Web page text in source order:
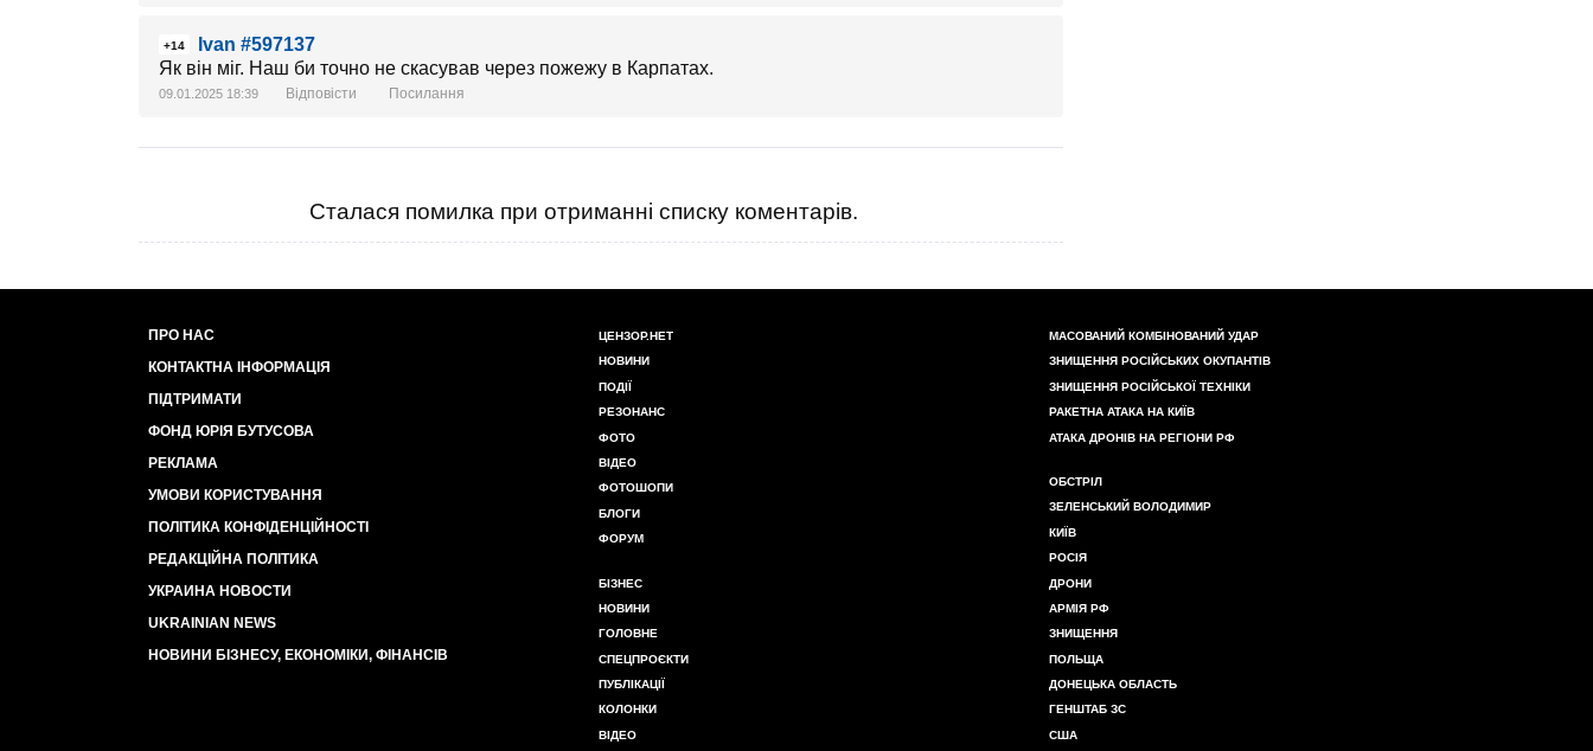
+14
Ivan #597137
Як він міг. Наш би точно не скасував через пожежу в Карпатах.
09.01.2025 18:39 Відповісти Посилання
Сталася помилка при отриманні списку коментарів.
ПРО НАС
КОНТАКТНА ІНФОРМАЦІЯ
ПІДТРИМАТИ
ФОНД ЮРІЯ БУТУСОВА
РЕКЛАМА
УМОВИ КОРИСТУВАННЯ
ПОЛІТИКА КОНФІДЕНЦІЙНОСТІ
РЕДАКЦІЙНА ПОЛІТИКА
УКРАИНА НОВОСТИ
UKRAINIAN NEWS
НОВИНИ БІЗНЕСУ, ЕКОНОМІКИ, ФІНАНСІВ
ЦЕНЗОР.НЕТ
НОВИНИ
ПОДІЇ
РЕЗОНАНС
ФОТО
ВІДЕО
ФОТОШОПИ
БЛОГИ
ФОРУМ
БІЗНЕС
НОВИНИ
ГОЛОВНЕ
СПЕЦПРОЄКТИ
ПУБЛІКАЦІЇ
КОЛОНКИ
ВІДЕО
МАСОВАНИЙ КОМБІНОВАНИЙ УДАР
ЗНИЩЕННЯ РОСІЙСЬКИХ ОКУПАНТІВ
ЗНИЩЕННЯ РОСІЙСЬКОЇ ТЕХНІКИ
РАКЕТНА АТАКА НА КИЇВ
АТАКА ДРОНІВ НА РЕГІОНИ РФ
ОБСТРІЛ
ЗЕЛЕНСЬКИЙ ВОЛОДИМИР
КИЇВ
РОСІЯ
ДРОНИ
АРМІЯ РФ
ЗНИЩЕННЯ
ПОЛЬЩА
ДОНЕЦЬКА ОБЛАСТЬ
ГЕНШТАБ ЗС
США